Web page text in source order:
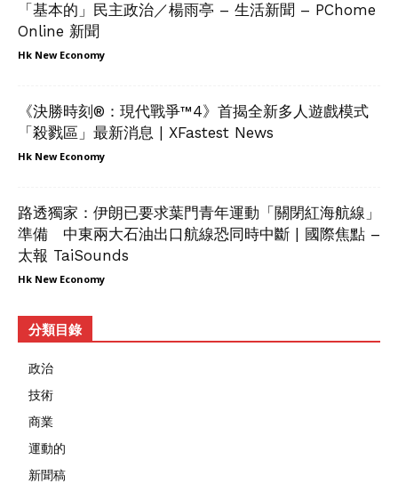
「基本的」民主政治／楊雨亭 – 生活新聞 – PChome
Online 新聞
Hk New Economy
《決勝時刻®：現代戰爭™4》首揭全新多人遊戲模式
「殺戮區」最新消息 | XFastest News
Hk New Economy
路透獨家：伊朗已要求葉門青年運動「關閉紅海航線」
準備 中東兩大石油出口航線恐同時中斷 | 國際焦點 –
太報 TaiSounds
Hk New Economy
分類目錄
政治
技術
商業
運動的
新聞稿